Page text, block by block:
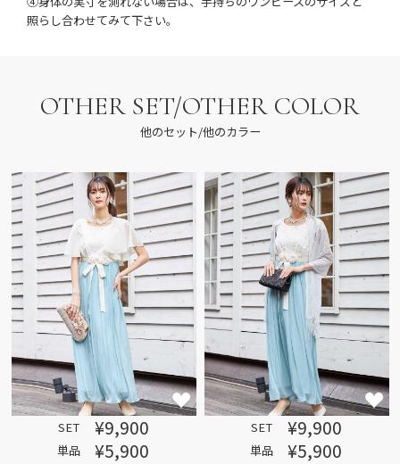
照らし合わせてみて下さい。
OTHER SET/OTHER COLOR
他のセット/他のカラー
SET ¥9,900
単品 ¥5,900
SET ¥9,900
単品 ¥5,900